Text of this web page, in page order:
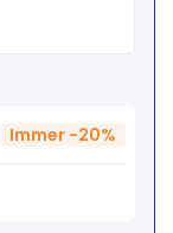
-
Immer -20%